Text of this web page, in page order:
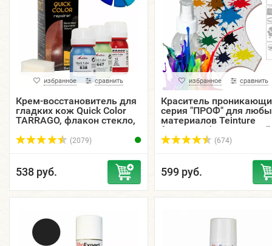
избранное сравнить
Крем-восстановитель для
гладких кож Quick Color
TARRAGO, флакон стекло,
(2079)
538 руб.
избранное сравнить
Краситель
серия "ПРОФ" для
материалов Teinture
francaise, флакон спрей
30, 55, 125 мл.
(674)
599 руб.